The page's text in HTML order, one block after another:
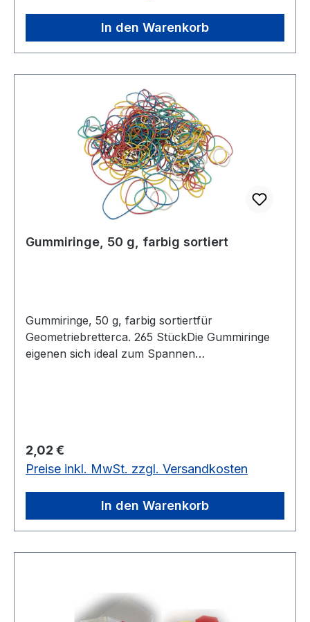
oder figürliche Darstellungen gelegt werden.
Dabei muss der Lehrer selbst entscheiden, ob er
soll aus allen 7 Formen entstehen. Solange
Vorrat reicht noch 2 Stück auf Lager Alter: Ab 3
Jahre Warnhinweis: Achtung! nicht geeignet für
Kinder unter 3 Jahren. - Kleinteile10 x 10 cm, 2
mm stark, 28 Teile Solange Vorrat reicht noch 2
Stück auf Lager Tangram-Heft-Bsp.pdf
In den Warenkorb
Gummiringe, 50 g, farbig sortiert
Gummiringe, 50 g, farbig sortiertfür
Geometriebretterca. 265 StückDie Gummiringe
eigenen sich ideal zum Spannen
Geometriebretter ca. 265 Stück
Regulärer Preis:
2,02 €
Preise inkl. MwSt. zzgl. Versandkosten
In den Warenkorb